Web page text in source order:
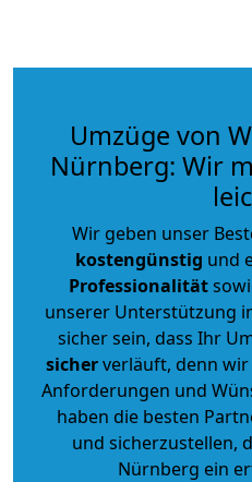
Umzüge von
Nürnberg: Wir
Wir geben unser
kostengünstig und
Professionalität
unserer Unterstützung
sicher sein, dass Ihr
sicherverläuft, denn wir
Anforderungen und
haben die besten
und sicherzustellen,
Nürnberg ein